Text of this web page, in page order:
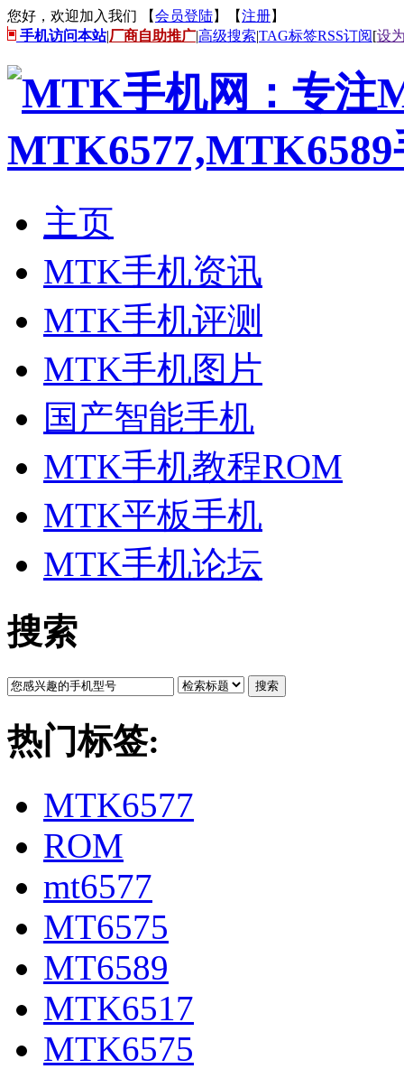
您好，欢迎加入我们 【会员登陆】【注册】
手机访问本站|厂商自助推广|高级搜索|TAG标签RSS订阅[设
主页
MTK手机资讯
MTK手机评测
MTK手机图片
国产智能手机
MTK手机教程ROM
MTK平板手机
MTK手机论坛
搜索
搜索
热门标签:
MTK6577
ROM
mt6577
MT6575
MT6589
MTK6517
MTK6575